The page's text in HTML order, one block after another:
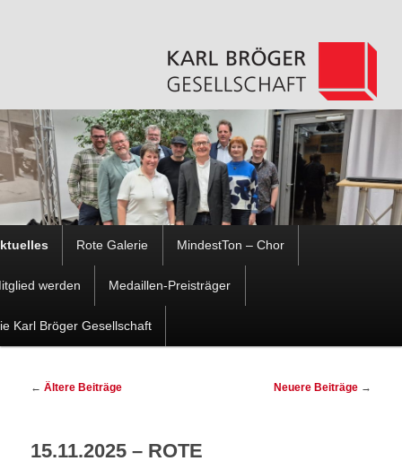
Zum
wechseln
Zum
Inhalt
Rote Galerie MindestTon – Chor
werden Medaillen-Preisträger
Karl Bröger Gesellschaft
Beitragsnavigation
← Ältere Beiträge Neuere Beiträge →
15.11.2025 – ROTE